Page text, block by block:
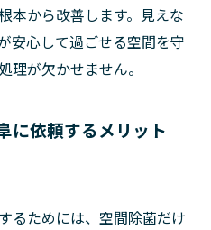
本から改善します。見えな
安心して過ごせる空間を守
理が欠かせません。
に依頼するメリット
るためには、空間除菌だけ